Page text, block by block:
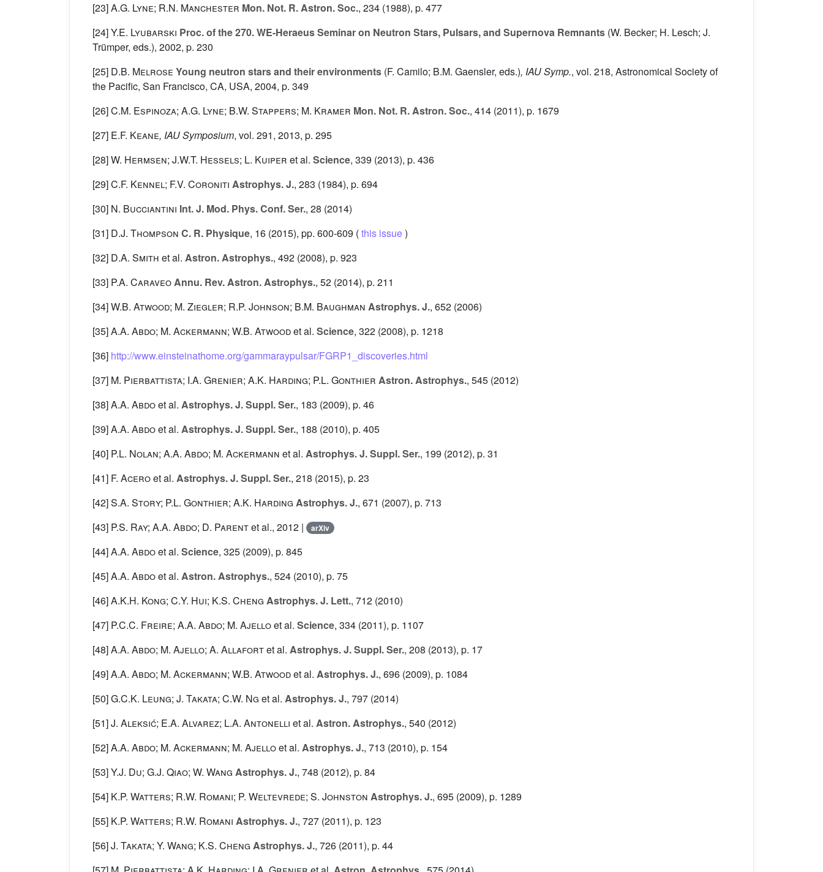
[23]A.G. Lyne; R.N. Manchester Mon. Not. R. Astron. Soc., 234 (1988), p. 477
[24]Y.E. Lyubarski Proc. of the 270. WE-Heraeus Seminar on Neutron Stars, Pulsars, and Supernova Remnants (W. Becker; H. Lesch; J.
Trümper, eds.), 2002, p. 230
[25] D.B. Melrose Young neutron stars and their environments (F. Camilo; B.M. Gaensler, eds.), IAU Symp., vol. 218, Astronomical Society of
the Pacific, San Francisco, CA, USA, 2004, p. 349
[26]C.M. Espinoza; A.G. Lyne; B.W. Stappers; M. Kramer Mon. Not. R. Astron. Soc., 414 (2011), p. 1679
[27] E.F. Keane, IAU Symposium, vol. 291, 2013, p. 295
[28]W. Hermsen; J.W.T. Hessels; L. Kuiper et al. Science, 339 (2013), p. 436
[29]C.F. Kennel; F.V. Coroniti Astrophys. J., 283 (1984), p. 694
[30] N. Bucciantini Int. J. Mod. Phys. Conf. Ser., 28 (2014)
[31] D.J. Thompson C. R. Physique, 16 (2015), pp. 600-609 (this issue)
[32] D.A. Smith et al. Astron. Astrophys., 492 (2008), p. 923
[33] P.A. CaraveoAnnu. Rev. Astron. Astrophys., 52 (2014), p. 211
[34]W.B. Atwood; M. Ziegler; R.P. Johnson; B.M. Baughman Astrophys. J., 652 (2006)
[35]A.A. Abdo; M. Ackermann; W.B. Atwoodet al. Science, 322 (2008), p. 1218
[36] http://www.einsteinathome.org/gammaraypulsar/FGRP1_discoveries.html
[37] M. Pierbattista; I.A. Grenier; A.K. Harding; P.L. Gonthier Astron. Astrophys., 545 (2012)
[38]A.A. Abdoet al. Astrophys. J. Suppl. Ser., 183 (2009), p. 46
[39]A.A. Abdoet al. Astrophys. J. Suppl. Ser., 188 (2010), p. 405
[40] P.L. Nolan; A.A. Abdo; M. Ackermann et al. Astrophys. J. Suppl. Ser., 199 (2012), p. 31
[41] F. Aceroet al. Astrophys. J. Suppl. Ser., 218 (2015), p. 23
[42]S.A. Story; P.L. Gonthier; A.K. Harding Astrophys. J., 671 (2007), p. 713
[43] P.S. Ray; A.A. Abdo; D. Parentet al., 2012 | arXiv
[44]A.A. Abdoet al. Science, 325 (2009), p. 845
[45]A.A. Abdoet al. Astron. Astrophys., 524 (2010), p. 75
[46]A.K.H. Kong; C.Y. Hui; K.S. Cheng Astrophys. J. Lett., 712 (2010)
[47] P.C.C. Freire; A.A. Abdo; M. Ajelloet al. Science, 334 (2011), p. 1107
[48]A.A. Abdo; M. Ajello; A. Allafortet al. Astrophys. J. Suppl. Ser., 208 (2013), p. 17
[49]A.A. Abdo; M. Ackermann; W.B. Atwoodet al. Astrophys. J., 696 (2009), p. 1084
[50]G.C.K. Leung; J. Takata; C.W. Ng et al. Astrophys. J., 797 (2014)
[51]J. Aleksić; E.A. Alvarez; L.A. Antonelli et al. Astron. Astrophys., 540 (2012)
[52]A.A. Abdo; M. Ackermann; M. Ajelloet al. Astrophys. J., 713 (2010), p. 154
[53]Y.J. Du; G.J. Qiao; W. Wang Astrophys. J., 748 (2012), p. 84
[54] K.P. Watters; R.W. Romani; P. Weltevrede; S. Johnston Astrophys. J., 695 (2009), p. 1289
[55] K.P. Watters; R.W. Romani Astrophys. J., 727 (2011), p. 123
[56]J. Takata; Y. Wang; K.S. Cheng Astrophys. J., 726 (2011), p. 44